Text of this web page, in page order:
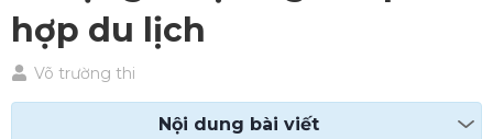
hợp du lịch
Võ trường thi
Nội dung bài viết